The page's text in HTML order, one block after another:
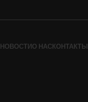
НОВОСТИО НАСКОНТАКТЫ